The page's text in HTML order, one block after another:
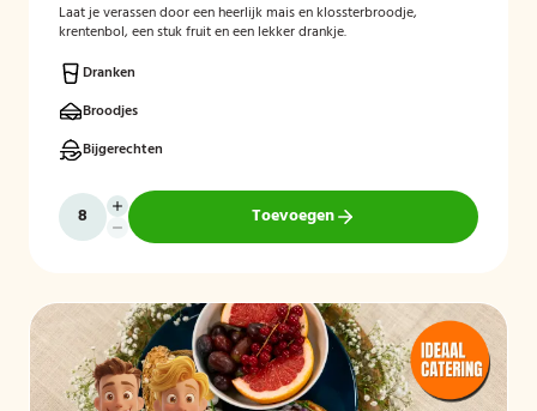
Laat je verassen door een heerlijk mais en klossterbroodje,
krentenbol, een stuk fruit en een lekker drankje.
Dranken
Broodjes
Bijgerechten
Toevoegen